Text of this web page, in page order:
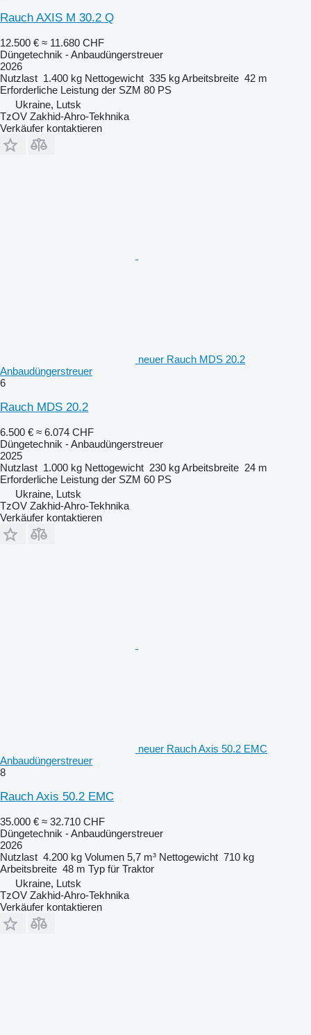
Rauch AXIS M 30.2 Q
12.500 € ≈ 11.680 CHF
Düngetechnik - Anbaudüngerstreuer
2026
Nutzlast 1.400 kg Nettogewicht 335 kgArbeitsbreite 42 m
Erforderliche Leistung der SZM 80 PS
Ukraine, Lutsk
TzOV Zakhid-Ahro-Tekhnika
Verkäufer kontaktieren
neuer Rauch MDS 20.2
Anbaudüngerstreuer
6
Rauch MDS 20.2
6.500 € ≈ 6.074 CHF
Düngetechnik - Anbaudüngerstreuer
2025
Nutzlast 1.000 kg Nettogewicht 230 kgArbeitsbreite 24 m
Erforderliche Leistung der SZM 60 PS
Ukraine, Lutsk
TzOV Zakhid-Ahro-Tekhnika
Verkäufer kontaktieren
neuer Rauch Axis 50.2 EMC
Anbaudüngerstreuer
8
Rauch Axis 50.2 EMC
35.000 € ≈ 32.710 CHF
Düngetechnik - Anbaudüngerstreuer
2026
Nutzlast 4.200 kg Volumen 5,7 m³ Nettogewicht 710 kg
Arbeitsbreite 48 m Typ für Traktor
Ukraine, Lutsk
TzOV Zakhid-Ahro-Tekhnika
Verkäufer kontaktieren